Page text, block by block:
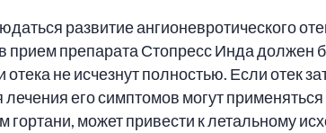
развитие ангионевротического
прием препарата Стопресс Инда должен
не исчезнут полностью. Если отек
его симптомов могут применяться
может привести к летальному